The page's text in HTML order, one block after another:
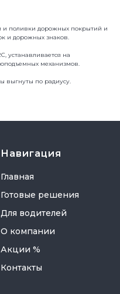
и поливки дорожных покрытий и
и дорожных знаков.
устанавливается на
механизмов.
выгнуты по радиусу.
Навигация
Главная
Готовые решения
Для водителей
О компании
Акции %
Контакты